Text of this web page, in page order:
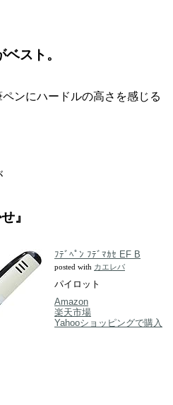
スト。
ンにハードルの高さを感じる
』
ﾌﾃﾞﾍﾟﾝ ﾌﾃﾞﾏｶｾ EF B
posted with カエレバ
パイロット
Amazon
楽天市場
Yahooショッピングで購入